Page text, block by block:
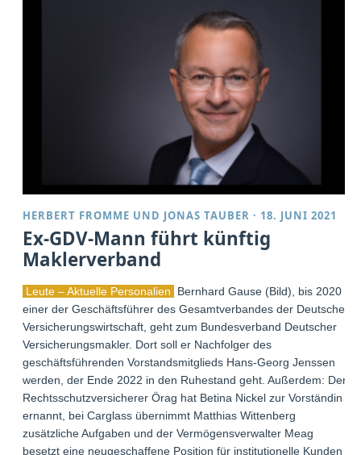
HERBERT FROMME UND JONAS TAUBER · 18. JUNI 2021
Ex-GDV-Mann führt künftig
Maklerverband
Leute – Aktuelle Personalien
Bernhard Gause (Bild), bis 2020
einer der Geschäftsführer des Gesamtverbandes der Deutschen
Versicherungswirtschaft, geht zum Bundesverband Deutscher
Versicherungsmakler. Dort soll er Nachfolger des
geschäftsführenden Vorstandsmitglieds Hans-Georg Jenssen
werden, der Ende 2022 in den Ruhestand geht. Außerdem: Der
Rechtsschutzversicherer Örag hat Betina Nickel zur Vorständin
ernannt, bei Carglass übernimmt Matthias Wittenberg
zusätzliche Aufgaben und der Vermögensverwalter Meag
besetzt eine neugeschaffene Position für institutionelle Kunden